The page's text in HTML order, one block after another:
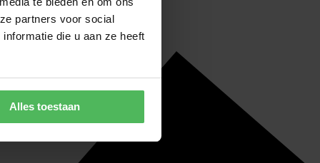
partners voor social
die u aan ze heeft
Alles toestaan